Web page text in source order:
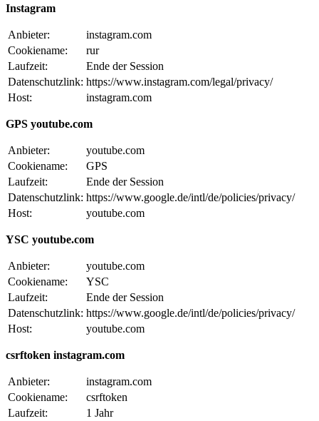
Instagram
Anbieter:
instagram.com
Cookiename:
rur
Laufzeit:
Ende der Session
Datenschutzlink: https://www.instagram.com/legal/privacy/
Host:
instagram.com
GPS youtube.com
Anbieter:
youtube.com
Cookiename:
GPS
Laufzeit:
Ende der Session
Datenschutzlink: https://www.google.de/intl/de/policies/privacy/
Host:
youtube.com
YSC youtube.com
Anbieter:
youtube.com
Cookiename:
YSC
Laufzeit:
Ende der Session
Datenschutzlink: https://www.google.de/intl/de/policies/privacy/
Host:
youtube.com
csrftoken instagram.com
Anbieter:
instagram.com
Cookiename:
csrftoken
Laufzeit:
1 Jahr